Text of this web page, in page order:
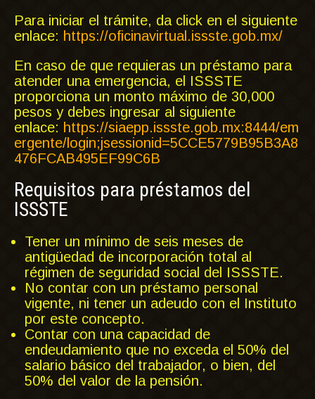
Para iniciar el trámite, da click en el siguiente
enlace: https://oficinavirtual.issste.gob.mx/
En caso de que requieras un préstamo para
atender una emergencia, el ISSSTE
proporciona un monto máximo de 30,000
pesos y debes ingresar al siguiente
enlace: https://siaepp.issste.gob.mx:8444/em
ergente/login;jsessionid=5CCE5779B95B3A8
476FCAB495EF99C6B
Requisitos para préstamos del
ISSSTE
Tener un mínimo de seis meses de
antigüedad de incorporación total al
régimen de seguridad social del ISSSTE.
No contar con un préstamo personal
vigente, ni tener un adeudo con el Instituto
por este concepto.
Contar con una capacidad de
endeudamiento que no exceda el 50% del
salario básico del trabajador, o bien, del
50% del valor de la pensión.